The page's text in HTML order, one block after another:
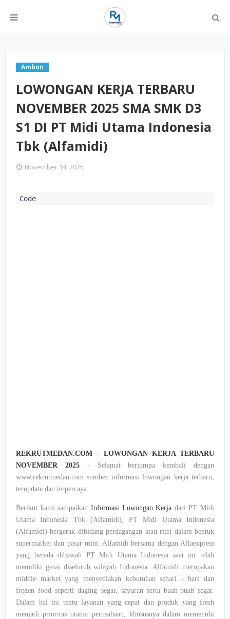
Ambon
LOWONGAN KERJA TERBARU
NOVEMBER 2025 SMA SMK D3
S1 DI PT Midi Utama Indonesia
Tbk (Alfamidi)
November 14, 2025
REKRUTMEDAN.COM - LOWONGAN KERJA TERBARU
NOVEMBER 2025- Selamat berjumpa kembali dengan
www.rekrutmedan.com sumber informasi lowongan kerja terbaru,
terupdate dan terpercaya.
Berikut kami sampaikan Informasi Lowongan Kerja dari PT Midi
Utama Indonesia Tbk (Alfamidi), PT Midi Utama Indonesia
(Alfamidi) bergerak dibidang perdagangan atau ritel dalam bentuk
supermarket dan pasar mini. Alfamidi bersama dengan Alfaexpress
yang berada dibawah PT Midi Utama Indonesia saat ini telah
memiliki gerai diseluruh wilayah Indonesia. Alfamidi merupakan
middle market yang menyediakan kebutuhan sehari - hari dan
frozen food seperti daging segar, sayuran serta buah-buah segar.
Dalam hal ini tentu layanan yang cepat dan produk yang fresh
menjadi prioritas utama perusahaan, khususnya dalam memenuhi